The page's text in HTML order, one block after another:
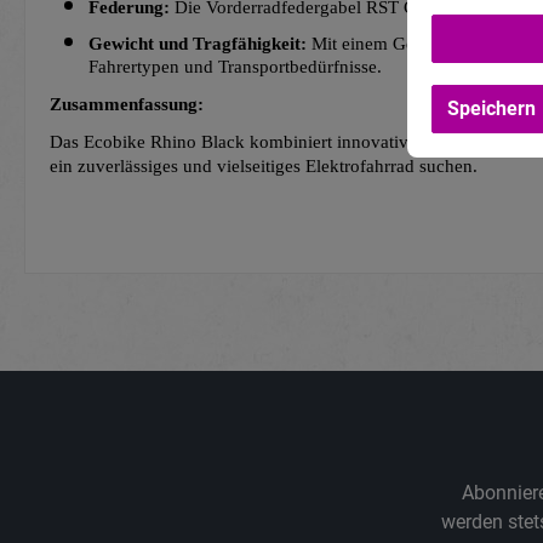
Federung: Die Vorderradfedergabel RST Carve-D-20 mit
Gewicht und Tragfähigkeit: Mit einem Gesamtgewicht
Fahrertypen und Transportbedürfnisse.
Zusammenfassung:
Das Ecobike Rhino Black kombiniert innovatives Design mit
ein zuverlässiges und vielseitiges Elektrofahrrad suchen.
werden
Speichern